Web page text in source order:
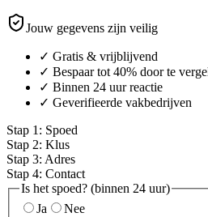
Jouw gegevens zijn veilig
✓ Gratis & vrijblijvend
✓ Bespaar tot 40% door te
✓ Binnen 24 uur reactie
✓ Geverifieerde vakbedrijven
Stap 1 : Spoed
Stap 2: Klus
Stap 3: Adres
Stap 4: Contact
Is het spoed? (binnen 24 uur)
Ja
Nee